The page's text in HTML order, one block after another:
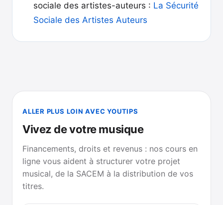
sociale des artistes-auteurs : La Sécurité
Sociale des Artistes Auteurs
ALLER PLUS LOIN AVEC YOUTIPS
Vivez de votre musique
Financements, droits et revenus : nos cours en
ligne vous aident à structurer votre projet
musical, de la SACEM à la distribution de vos
titres.